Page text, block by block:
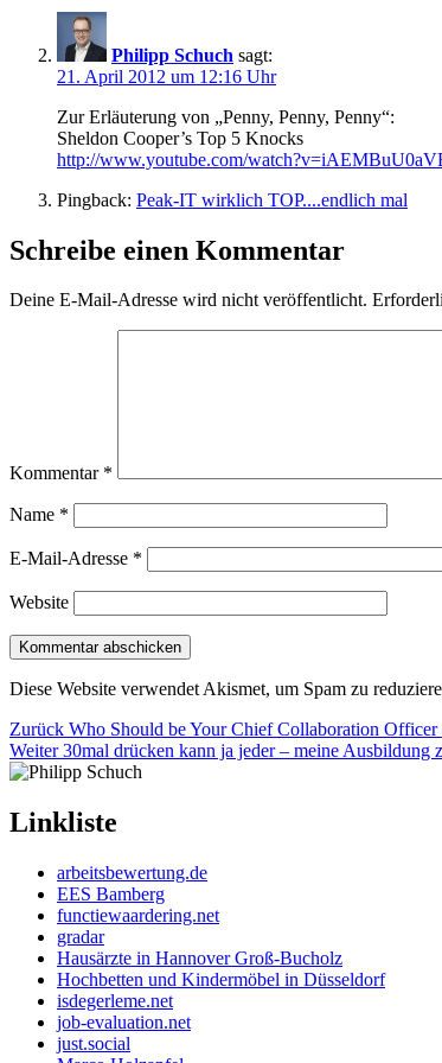
Philipp Schuch sagt:
21. April 2012 um 12:16 Uhr
Zur Erläuterung von „Penny, Penny, Penny“:
Sheldon Cooper’s Top 5 Knocks
http://www.youtube.com/
Pingback: Peak-IT wirklich TOP....endlich mal
Schreibe einen Kommentar
Deine E-Mail-Adresse wird nicht veröffentlicht.
Kommentar *
Name *
E-Mail-Adresse *
Website
Diese Website verwendet Akismet, um Spam zu
Beitragsnavigation
Zurück Vorheriger
Beitrag:
Who Should be Your Chief Collaboration
Weiter Nächster
Beitrag:
30mal drücken kann ja jeder – meine Ausbildung
Linkliste
arbeitsbewertung.de
EES Bamberg
functiewaardering.net
gradar
Hausärzte in Hannover Groß-Bucholz
Hochbetten und Kindermöbel in Düsseldorf
isdegerleme.net
job-evaluation.net
just.social